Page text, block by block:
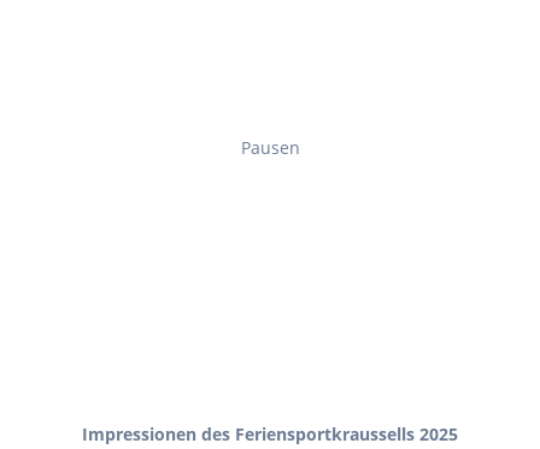
Pausen
Impressionen des Feriensportkraussells 2025